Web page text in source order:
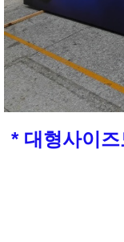
* 대형사이